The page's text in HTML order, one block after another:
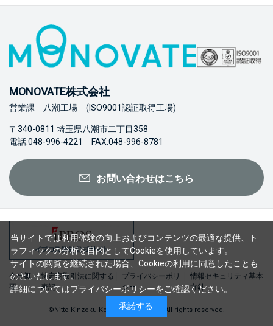
MONOVATE株式会社
営業課 八潮工場 (ISO9001認証取得工場)
〒340-0811 埼玉県八潮市二丁目358
電話:048-996-4221 FAX:048-996-8781
お問い合わせはこちら
会社概
要
特定商取引法に関する
表記
プライバシーポリ
シー
情報セキュリティ基本
方針
©Nitto Kinzoku Kogyo Co., Ltd. 2023 All rights reserved.
当サイトでは利用体験の向上およびコンテンツの最適な提供、ト
ラフィックの分析を目的としてCookieを使用しています。
サイトの閲覧を継続された場合、Cookieの利用に同意したことも
のといたします。
詳細についてはプライバシーポリシーをご確認ください。
承諾する